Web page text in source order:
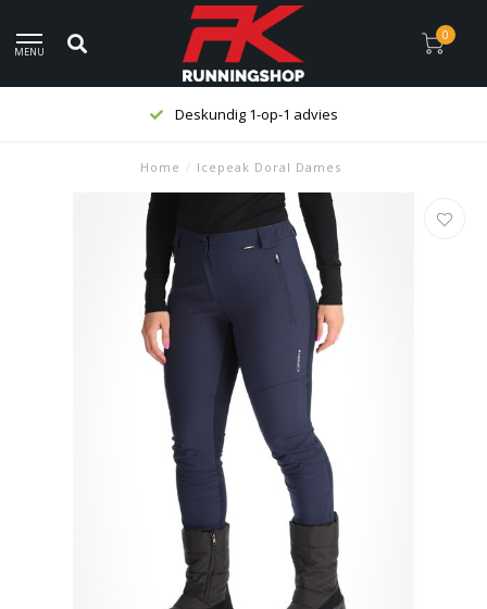
MENU
0
Deskundig 1-op-1 advies
Home / Icepeak Doral Dames